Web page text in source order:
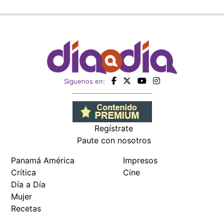
Siguenos en:
Regístrate
Paute con nosotros
Panamá América
Crítica
Día a Día
Mujer
Recetas
Impresos
Cine